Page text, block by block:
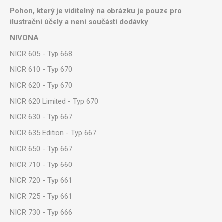
Pohon, který je viditelný na obrázku je pouze pro
ilustrační účely a není součástí dodávky
NIVONA
NICR 605 - Typ 668
NICR 610 - Typ 670
NICR 620 - Typ 670
NICR 620 Limited - Typ 670
NICR 630 - Typ 667
NICR 635 Edition - Typ 667
NICR 650 - Typ 667
NICR 710 - Typ 660
NICR 720 - Typ 661
NICR 725 - Typ 661
NICR 730 - Typ 666